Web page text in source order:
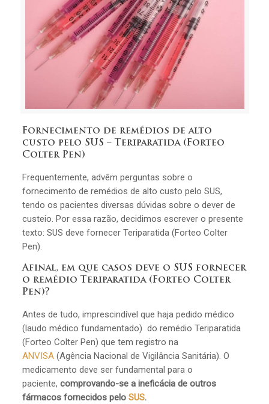
Fornecimento de remédios de alto
custo pelo SUS – Teriparatida (Forteo
Colter Pen)
Frequentemente, advêm perguntas sobre o
fornecimento de remédios de alto custo pelo SUS,
tendo os pacientes diversas dúvidas sobre o dever de
custeio. Por essa razão, decidimos escrever o presente
texto: SUS deve fornecer Teriparatida (Forteo Colter
Pen).
Afinal, em que casos deve o SUS fornecer
o remédio Teriparatida (Forteo Colter
Pen)?
Antes de tudo, imprescindível que haja pedido médico
(laudo médico fundamentado) do remédio Teriparatida
(Forteo Colter Pen) que tem registro na
ANVISA (Agência Nacional de Vigilância Sanitária). O
medicamento deve ser fundamental para o
paciente,comprovando-se a ineficácia de outros
fármacos fornecidos peloSUS.